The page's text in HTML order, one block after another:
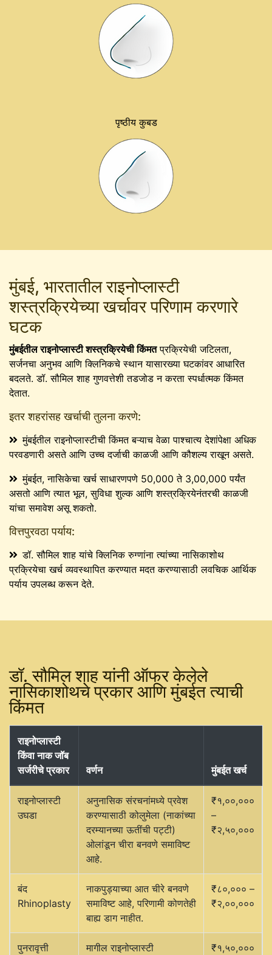
पृष्ठीय कुबड
मुंबई, भारतातील राइनोप्लास्टी
शस्त्रक्रियेच्या खर्चावर परिणाम करणारे
घटक
मुंबईतील राइनोप्लास्टी शस्त्रक्रियेची किंमतप्रक्रियेची जटिलता,
सर्जनचा अनुभव आणि क्लिनिकचे स्थान यासारख्या घटकांवर आधारित
बदलते. डॉ. सौमिल शाह गुणवत्तेशी तडजोड न करता स्पर्धात्मक किंमत
देतात.
इतर शहरांसह खर्चाची तुलना करणे:
मुंबईतील राइनोप्लास्टीची किंमत बऱ्याच वेळा पाश्चात्य देशांपेक्षा अधिक
परवडणारी असते आणि उच्च दर्जाची काळजी आणि कौशल्य राखून असते.
मुंबईत, नासिकेचा खर्च साधारणपणे 50,000 ते 3,00,000 पर्यंत
असतो आणि त्यात भूल, सुविधा शुल्क आणि शस्त्रक्रियेनंतरची काळजी
यांचा समावेश असू शकतो.
वित्तपुरवठा पर्याय:
डॉ. सौमिल शाह यांचे क्लिनिक रुग्णांना त्यांच्या नासिकाशोथ
प्रक्रियेचा खर्च व्यवस्थापित करण्यात मदत करण्यासाठी लवचिक आर्थिक
पर्याय उपलब्ध करून देते.
डॉ. सौमिल शाह यांनी ऑफर केलेले
नासिकाशोथचे प्रकार आणि मुंबईत त्याची
किंमत
राइनोप्लास्टी
किंवा नाक जॉब
सर्जरीचे प्रकार
वर्णन मुंबईत खर्च
राइनोप्लास्टी
उघडा
अनुनासिक संरचनांमध्ये प्रवेश
करण्यासाठी कोलुमेला (नाकांच्या
दरम्यानच्या ऊतींची पट्टी)
ओलांडून चीरा बनवणे समाविष्ट
आहे.
₹१,००,०००
–
₹२,५०,०००
बंद
Rhinoplasty
नाकपुड्याच्या आत चीरे बनवणे
समाविष्ट आहे, परिणामी कोणतेही
बाह्य डाग नाहीत.
₹८०,००० –
₹२,००,०००
पुनरावृत्ती
मागील राइनोप्लास्टी
₹१,५०,०००